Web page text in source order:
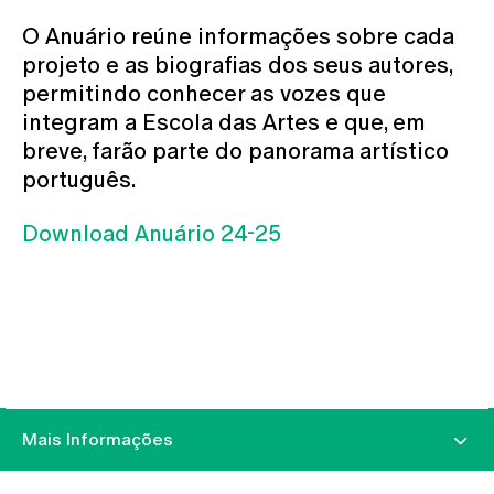
O Anuário reúne informações sobre cada
projeto e as biografias dos seus autores,
permitindo conhecer as vozes que
integram a Escola das Artes e que, em
breve, farão parte do panorama artístico
português.
Download Anuário 24-25
Mais Informações